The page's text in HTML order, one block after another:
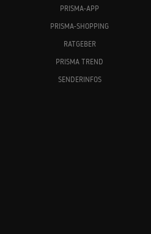
PRISMA-APP
PRISMA-SHOPPING
RATGEBER
PRISMA TREND
SENDERINFOS